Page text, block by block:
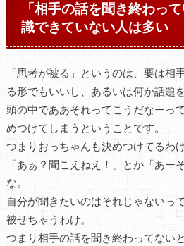
「相手の話を聞き終わっ
識できていない人は多い
「思考が被る」というのは、要は相
る形でもいいし、あるいは何か話題
頭の中でああそれってこうだなーっ
めつけてしまうということです。
つまりおっちゃんも決めつけてるわけ
「あぁ？聞こえねえ！」とか「あー
な。
自分が聞きたいのはそれじゃないっ
被せちゃうわけ。
つまり相手の話を聞き終わってない